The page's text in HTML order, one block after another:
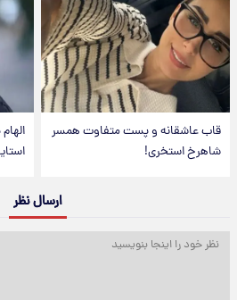
قاب عاشقانه و پست متفاوت همسر
شاهرخ استخری!
ارسال نظر